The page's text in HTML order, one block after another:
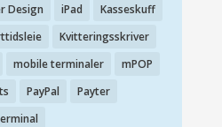
Design iPad
Kasseskuff
Kvitteringsskriver
mobile terminaler
mPOP
PayPal
Payter